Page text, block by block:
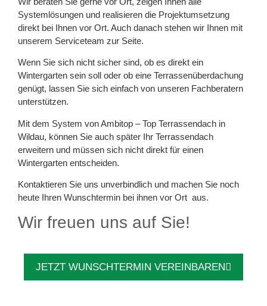
Systemlösungen und realisieren die Projektumsetzung
direkt bei Ihnen vor Ort. Auch danach stehen wir Ihnen mit
unserem Serviceteam zur Seite.
Wenn Sie sich nicht sicher sind, ob es direkt ein
Wintergarten sein soll oder ob eine Terrassenüberdachung
genügt, lassen Sie sich einfach von unseren Fachberatern
unterstützen.
Mit dem System von Ambitop – Top Terrassendach in
Wildau, können Sie auch später Ihr Terrassendach
erweitern und müssen sich nicht direkt für einen
Wintergarten entscheiden.
Kontaktieren Sie uns unverbindlich und machen Sie noch
heute Ihren Wunschtermin bei ihnen vor Ort aus.
Wir freuen uns auf Sie!
JETZT WUNSCHTERMIN VEREINBAREN